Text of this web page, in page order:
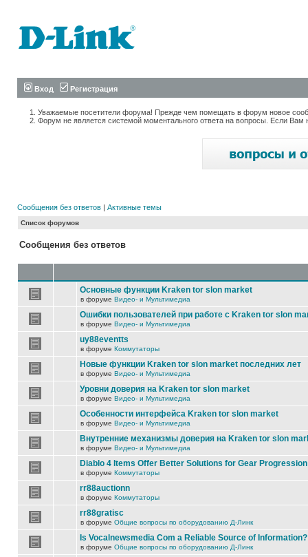
Вход Регистрация
Уважаемые посетители форума! Прежде чем помещать в форум новое
Форум не является системой моментального ответа на вопросы. Если
Сообщения без ответов | Активные темы
Список форумов
Сообщения без ответов
Основные функции Kraken tor slon market
в форуме Видео- и Мультимедиа
Ошибки пользователей при работе с Kraken tor slon
в форуме Видео- и Мультимедиа
uy88eventts
в форуме Коммутаторы
Новые функции Kraken tor slon market последних лет
в форуме Видео- и Мультимедиа
Уровни доверия на Kraken tor slon market
в форуме Видео- и Мультимедиа
Особенности интерфейса Kraken tor slon market
в форуме Видео- и Мультимедиа
Внутренние механизмы доверия на Kraken tor slon
в форуме Видео- и Мультимедиа
Diablo 4 Items Offer Better Solutions for Gear Progression
в форуме Коммутаторы
rr88auctionn
в форуме Коммутаторы
rr88gratisc
в форуме Общие вопросы по оборудованию Д-Линк
Is Vocalnewsmedia Com a Reliable Source of Information?
в форуме Общие вопросы по оборудованию Д-Линк